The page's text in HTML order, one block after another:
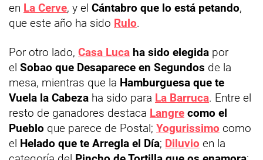
en La Cerve, y el Cántabro que lo está petando,
que este año ha sido Rulo.
Por otro lado, Casa Luca ha sido elegida por
el Sobao que Desaparece en Segundos de la
mesa, mientras que la Hamburguesa que te
Vuela la Cabeza ha sido para La Barruca. Entre el
resto de ganadores destaca Langre como el
Pueblo que parece de Postal; Yogurissimo como
el Helado que te Arregla el Día; Diluvio en la